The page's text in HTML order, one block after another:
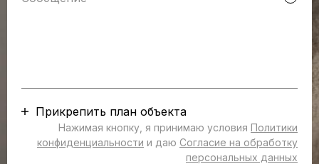
Прикрепить план объекта
Нажимая кнопку, я принимаю условия Политики
конфиденциальности и даю Согласие на обработку
персональных данных